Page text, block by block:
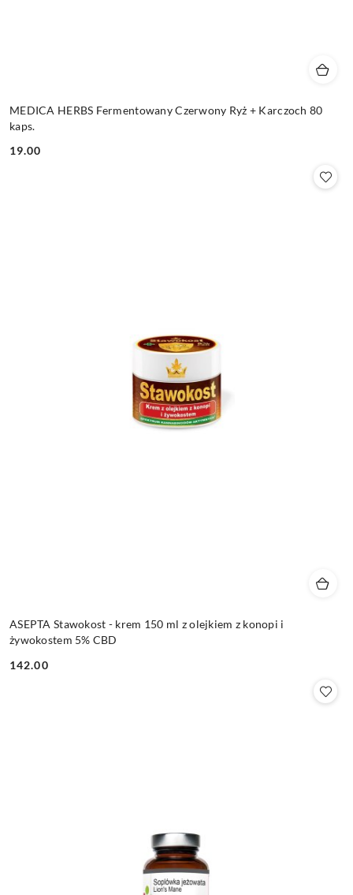
MEDICA HERBS Fermentowany Czerwony Ryż + Karczoch 80
kaps.
Cena:
19.00
ASEPTA Stawokost - krem 150 ml z olejkiem z konopi i
żywokostem 5% CBD
Cena:
142.00